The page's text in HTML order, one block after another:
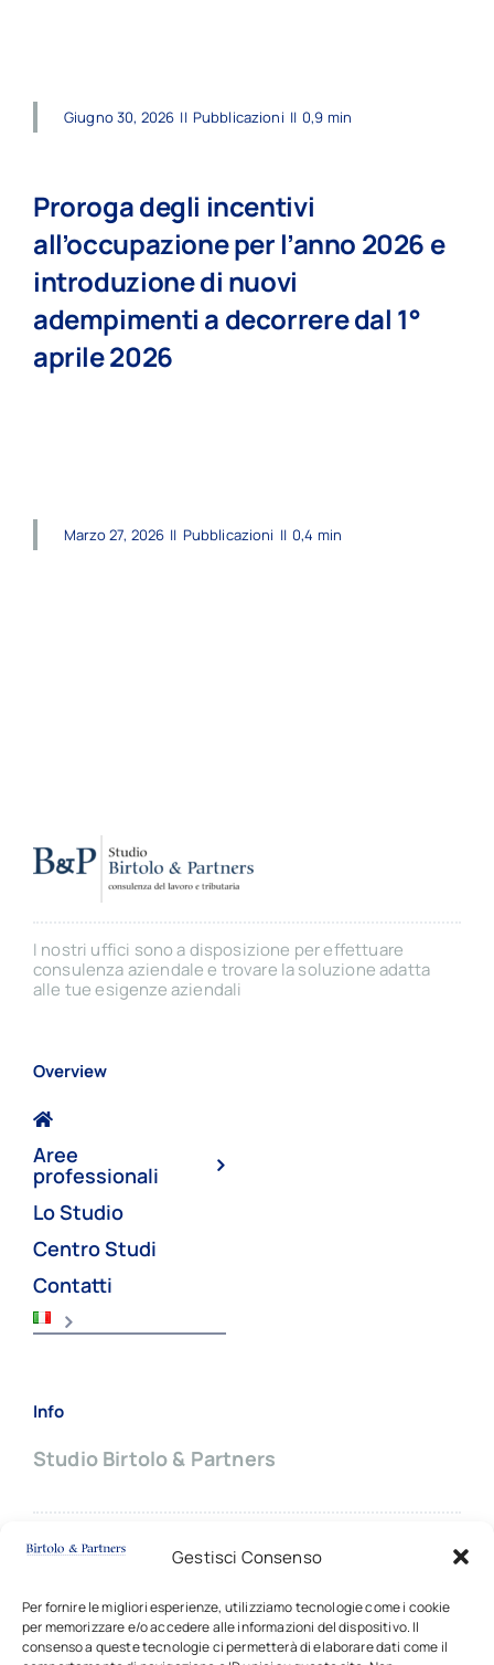
Gestisci Consenso
Per fornire le migliori esperienze, utilizziamo tecnologie come i cookie
per memorizzare e/o accedere alle informazioni del dispositivo. Il
consenso a queste tecnologie ci permetterà di elaborare dati come il
Giugno 30, 2026 || Pubblicazioni || 0,9 min
Proroga degli incentivi
all’occupazione per l’anno 2026 e
introduzione di nuovi
adempimenti a decorrere dal 1°
aprile 2026
Marzo 27, 2026 || Pubblicazioni || 0,4 min
I nostri uffici sono a disposizione per effettuare
consulenza aziendale e trovare la soluzione adatta
alle tue esigenze aziendali
Overview
Aree
professionali
Lo Studio
Centro Studi
Contatti
Info
Studio Birtolo & Partners
Sede principale:
20124 MILANO (Italy)
✆ +3902 66703714 |✉contatti